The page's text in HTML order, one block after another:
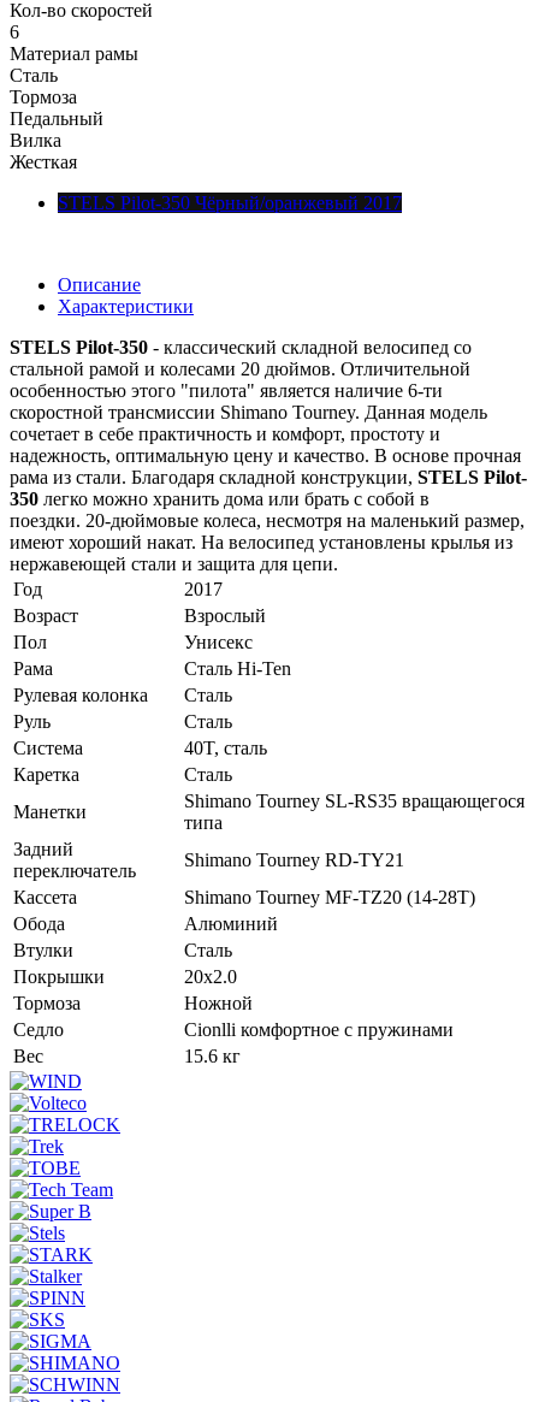
Кол-во скоростей
6
Материал рамы
Сталь
Тормоза
Педальный
Вилка
Жесткая
STELS Pilot-350 Чёрный/оранжевый 2017
Описание
Характеристики
STELS Pilot-350 - классический складной велосипед со
стальной рамой и колесами 20 дюймов. Отличительной
особенностью этого "пилота" является наличие 6-ти
скоростной трансмиссии Shimano Tourney. Данная модель
сочетает в себе практичность и комфорт, простоту и
надежность, оптимальную цену и качество. В основе прочная
рама из стали. Благодаря складной конструкции, STELS Pilot-
350 легко можно хранить дома или брать с собой в
поездки. 20-дюймовые колеса, несмотря на маленький размер,
имеют хороший накат. На велосипед установлены крылья из
нержавеющей стали и защита для цепи.
Год
2017
Возраст
Взрослый
Пол
Унисекс
Рама
Сталь Hi-Ten
Рулевая колонка
Сталь
Руль
Сталь
Система
40T, сталь
Каретка
Сталь
Манетки
Shimano Tourney SL-RS35 вращающегося
типа
Задний
переключатель
Shimano Tourney RD-TY21
Кассета
Shimano Tourney MF-TZ20 (14-28T)
Обода
Алюминий
Втулки
Сталь
Покрышки
20x2.0
Тормоза
Ножной
Седло
Cionlli комфортное с пружинами
Вес
15.6 кг